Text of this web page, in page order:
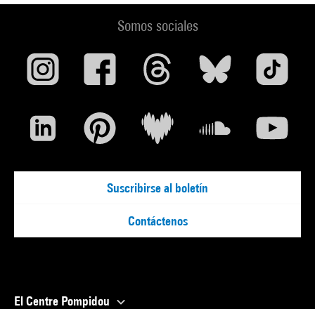
Somos sociales
Suscribirse al boletín
Contáctenos
El Centre Pompidou